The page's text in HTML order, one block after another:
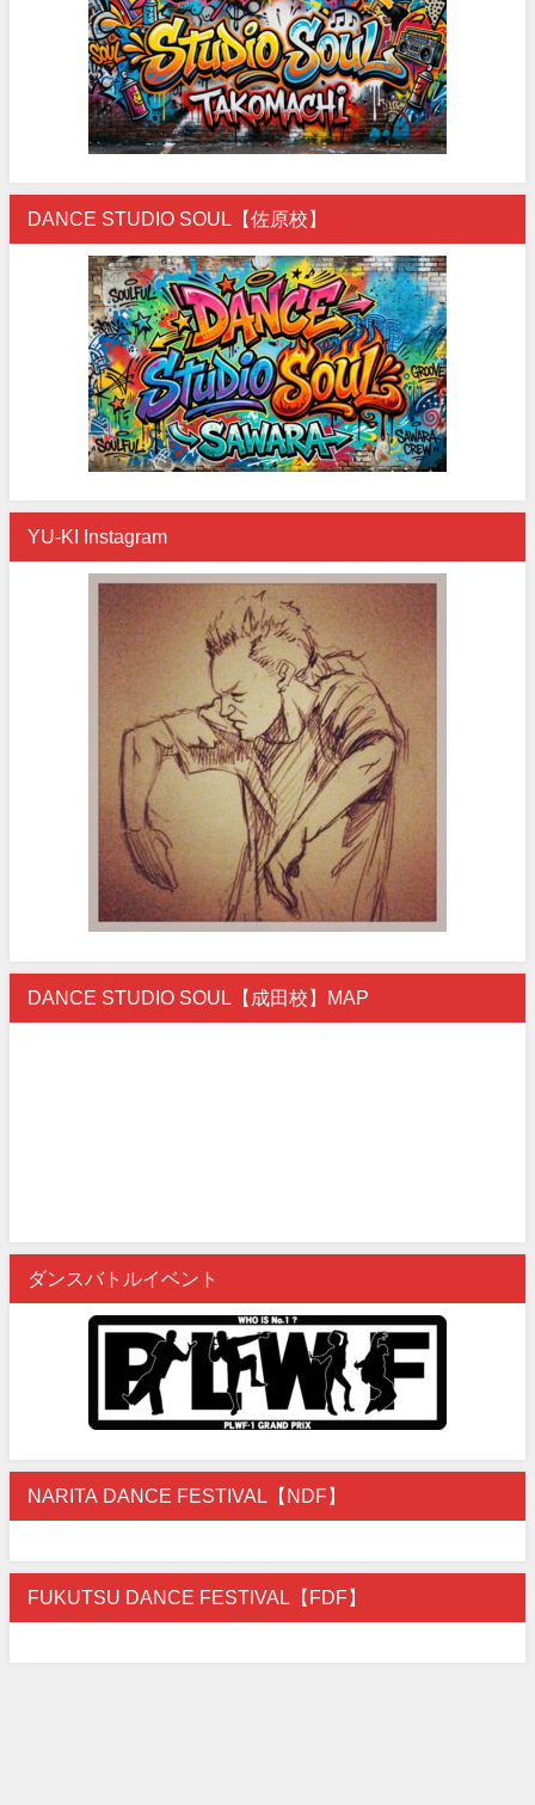
DANCE STUDIO SOUL【佐原校】
YU-KI Instagram
DANCE STUDIO SOUL【成田校】MAP
ダンスバトルイベント
NARITA DANCE FESTIVAL【NDF】
FUKUTSU DANCE FESTIVAL【FDF】